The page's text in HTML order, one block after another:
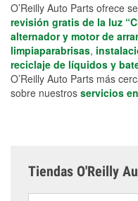
O’Reilly Auto Parts ofrece
revisión gratis de la luz
alternador y motor de
limpiaparabrisas,
reciclaje de líquidos y
O’Reilly Auto Parts más
sobre nuestros servicios
Tiendas O'Reilly